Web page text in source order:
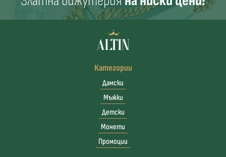
Категории
Дамски
Мъжки
Детски
Монети
Промоции